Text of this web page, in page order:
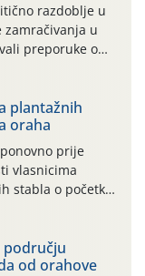
razdoblje u
u
preporuke o
od najčešćih
(23.7., 14.7.,
je
razdoblje, uz
plantažnih
oraha
prije
vlasnicima
stabla o početku
dvanaest dana
naročito
najviše
području
od orahove